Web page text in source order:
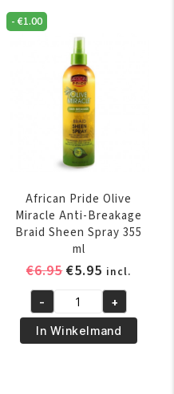
Spray
200
aantal
-€1.00
African Pride Olive
Miracle Anti-Breakage
Braid Sheen Spray 355
ml
€6.95
was:
€6.95.
€5.95 Huidige
prijs
is:
€5.95.
incl.
African
Pride
Olive
- +
In Winkelmand